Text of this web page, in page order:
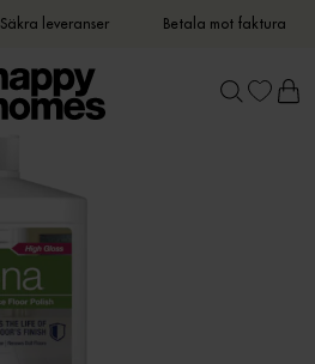
Säkra leveranser Betala mot faktura